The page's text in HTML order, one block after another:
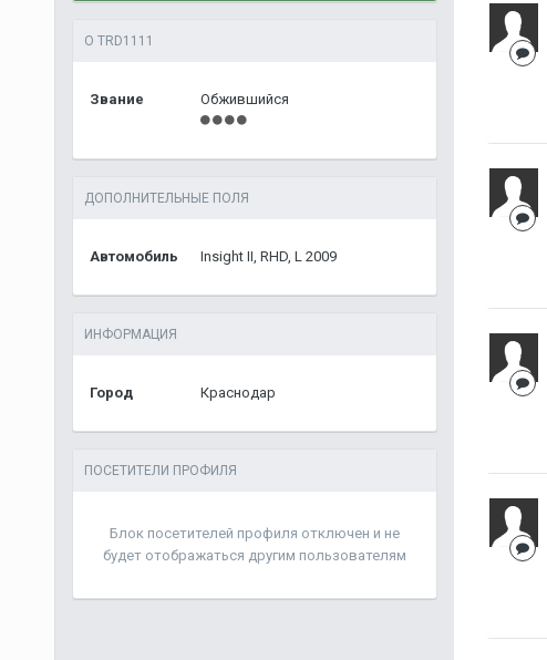
О TRD1111
Звание Обжившийся
ДОПОЛНИТЕЛЬНЫЕ ПОЛЯ
Автомобиль Insight II, RHD, L 2009
ИНФОРМАЦИЯ
Город Краснодар
ПОСЕТИТЕЛИ ПРОФИЛЯ
Блок посетителей профиля отключен и не
будет отображаться другим пользователям